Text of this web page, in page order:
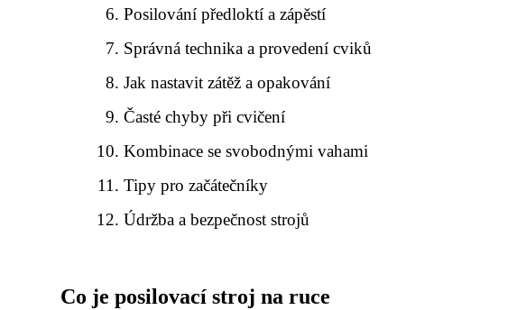
Posilování předloktí a zápěstí
Správná technika a provedení cviků
Jak nastavit zátěž a opakování
Časté chyby při cvičení
Kombinace se svobodnými vahami
Tipy pro začátečníky
Údržba a bezpečnost strojů
Co je posilovací stroj na ruce